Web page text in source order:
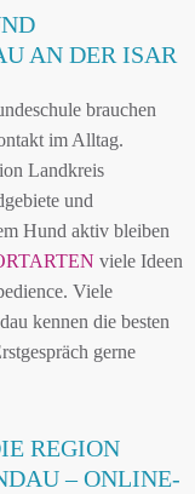
AN DER ISAR
brauchen
im Alltag.
Landkreis
und
Hund aktiv bleiben
viele Ideen
Viele
kennen die besten
gerne
REGION
– ONLINE-